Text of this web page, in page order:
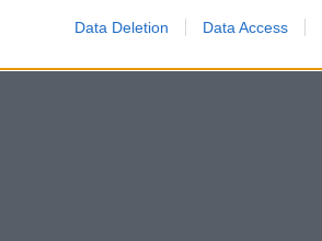
Data Deletion Data Access